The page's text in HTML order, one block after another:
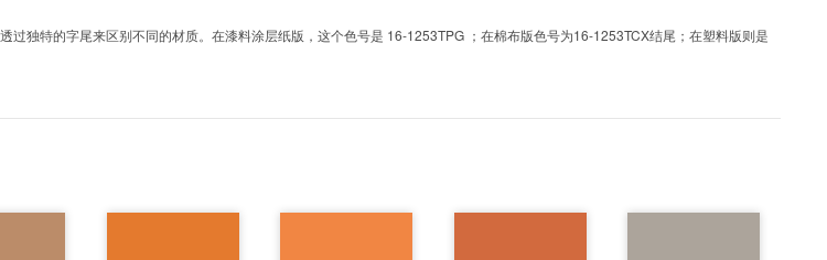
独特的字尾来区别不同的材质。在漆料涂层纸版，这个色号是 16-1253TPG ；在棉布版色号为16-1253TCX结尾；在塑料版则是